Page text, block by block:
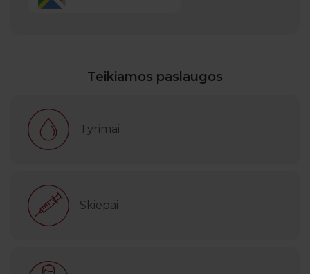
Teikiamos paslaugos
Tyrimai
Skiepai